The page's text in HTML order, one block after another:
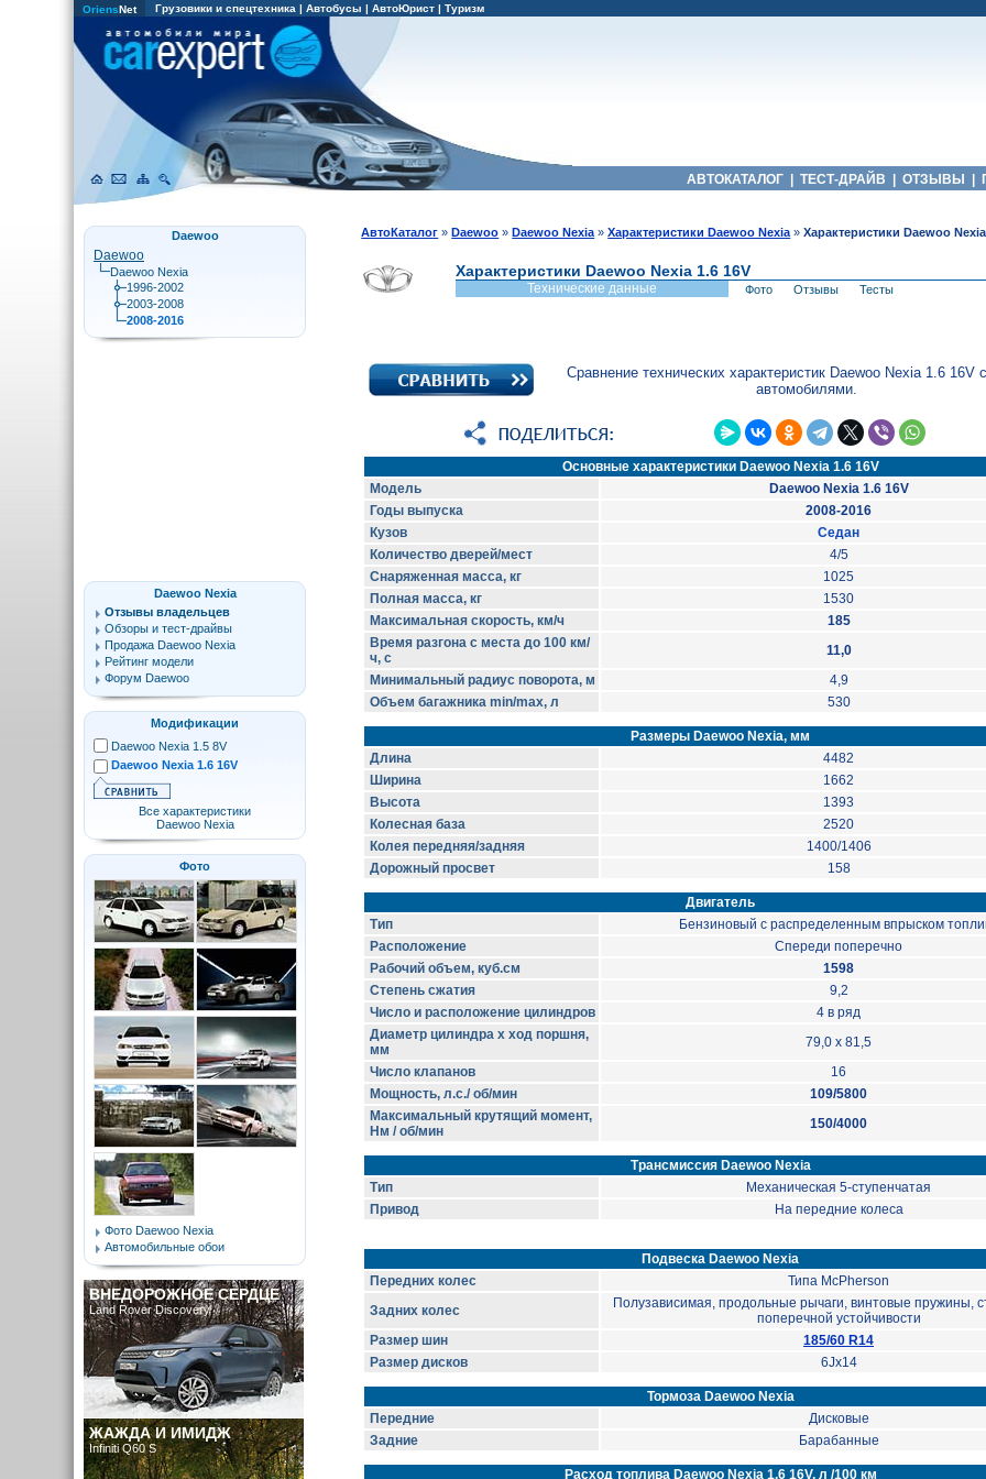
OriensNet Грузовики и спецтехника | Автобусы | АвтоЮрист | Туризм
АВТОКАТАЛОГ ТЕСТ-ДРАЙВ ОТЗЫВЫ
АвтоКаталог »Daewoo »Daewoo Nexia »Характеристики Daewoo Nexia »Характеристики Daewoo
Характеристики Daewoo Nexia 1.6 16V
Технические данные Фото Отзывы Тесты
Сравнение технических характеристик Daewoo Nexia 1.6 16V
автомобилями.
Основные характеристики Daewoo Nexia 1.6 16V
Модель
Daewoo Nexia 1.6 16V
Годы выпуска
2008-2016
Кузов
Седан
Количество дверей/мест
4/5
Снаряженная масса, кг
1025
Полная масса, кг
1530
Максимальная скорость, км/ч
185
Время разгона с места до 100 км/
ч, с
11,0
Минимальный радиус поворота, м
4,9
Объем багажника min/max, л
530
Размеры Daewoo Nexia, мм
Длина
4482
Ширина
1662
Высота
1393
Колесная база
2520
Колея передняя/задняя
1400/1406
Дорожный просвет
158
Двигатель
Тип
Бензиновый с распределенным впрыском
Расположение
Спереди поперечно
Рабочий объем, куб.см
1598
Степень сжатия
9,2
Число и расположение цилиндров
4 в ряд
Диаметр цилиндра х ход поршня,
мм
79,0 x 81,5
Число клапанов
16
Мощность, л.с./ об/мин
109/5800
Максимальный крутящий момент,
Нм / об/мин
150/4000
Трансмиссия Daewoo Nexia
Тип
Механическая 5-ступенчатая
Привод
На передние колеса
Подвеска Daewoo Nexia
Передних колес
Типа McPherson
Задних колес
Полузависимая, продольные рычаги, винтовые пружины,
поперечной устойчивости
Размер шин
185/60 R14
Размер дисков
6Jx14
Тормоза Daewoo Nexia
Передние
Дисковые
Задние
Барабанные
Расход топлива Daewoo Nexia 1.6 16V, л /100 км
Daewoo
Daewoo
Daewoo Nexia
1996-2002
2003-2008
2008-2016
Daewoo Nexia
Отзывы владельцев
Обзоры и тест-драйвы
Продажа Daewoo Nexia
Рейтинг модели
Форум Daewoo
Модификации
Daewoo Nexia 1.5 8V
Daewoo Nexia 1.6 16V
Все характеристики
Daewoo Nexia
Фото
Фото Daewoo Nexia
Автомобильные обои
ВНЕДОРОЖНОЕ СЕРДЦЕ
Land Rover Discovery
ЖАЖДА И ИМИДЖ
Infiniti Q60 S